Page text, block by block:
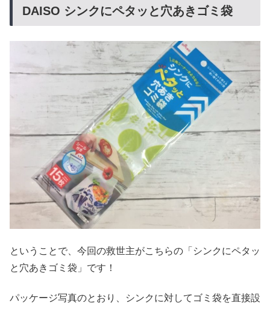
DAISO シンクにペタッと穴あきゴミ袋
ということで、今回の救世主がこちらの「シンクにペタッ
と穴あきゴミ袋」です！
パッケージ写真のとおり、シンクに対してゴミ袋を直接設